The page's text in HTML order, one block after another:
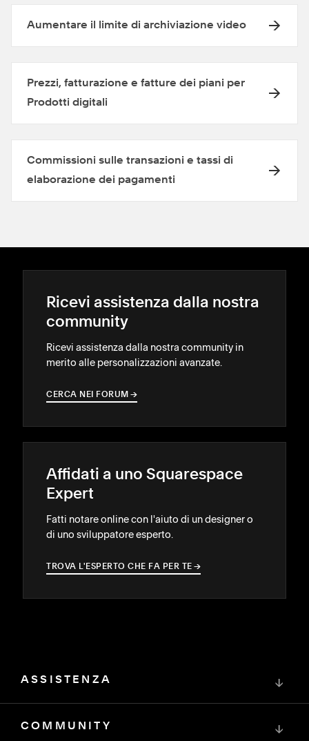
Aumentare il limite di archiviazione video
Prezzi, fatturazione e fatture dei piani per
Prodotti digitali
Commissioni sulle transazioni e tassi di
elaborazione dei pagamenti
Ricevi assistenza dalla nostra
community
Ricevi assistenza dalla nostra community in
merito alle personalizzazioni avanzate.
CERCA NEI FORUM →
→
Affidati a uno Squarespace
Expert
Fatti notare online con l'aiuto di un designer o
di uno sviluppatore esperto.
TROVA L'ESPERTO CHE FA PER TE →
→
ASSISTENZA ↓
COMMUNITY ↓